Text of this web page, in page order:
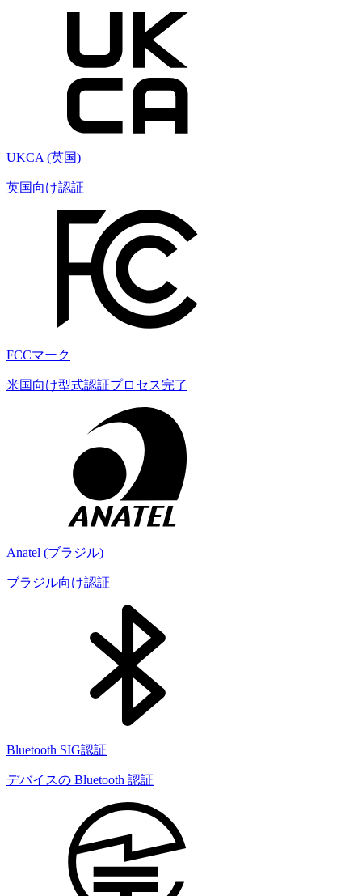
UKCA (英国)
英国向け認証
FCCマーク
米国向け型式認証プロセス完了
Anatel (ブラジル)
ブラジル向け認証
Bluetooth SIG認証
デバイスの Bluetooth 認証